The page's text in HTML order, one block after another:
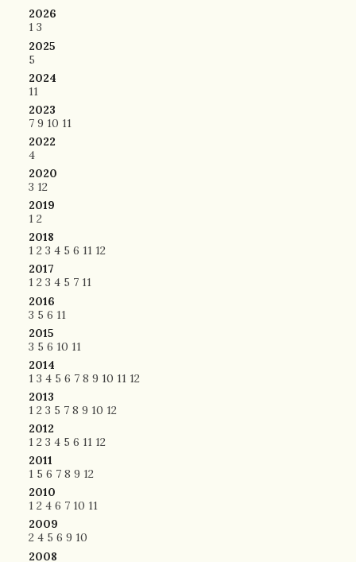
2026
1 3
2025
5
2024
11
2023
7 9 10 11
2022
4
2020
3 12
2019
1 2
2018
1 2 3 4 5 6 11 12
2017
1 2 3 4 5 7 11
2016
3 5 6 11
2015
3 5 6 10 11
2014
1 3 4 5 6 7 8 9 10 11 12
2013
1 2 3 5 7 8 9 10 12
2012
1 2 3 4 5 6 11 12
2011
1 5 6 7 8 9 12
2010
1 2 4 6 7 10 11
2009
2 4 5 6 9 10
2008